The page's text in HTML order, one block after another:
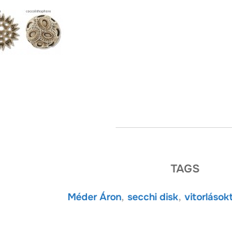
TAGS
Méder Áron, secchi disk,